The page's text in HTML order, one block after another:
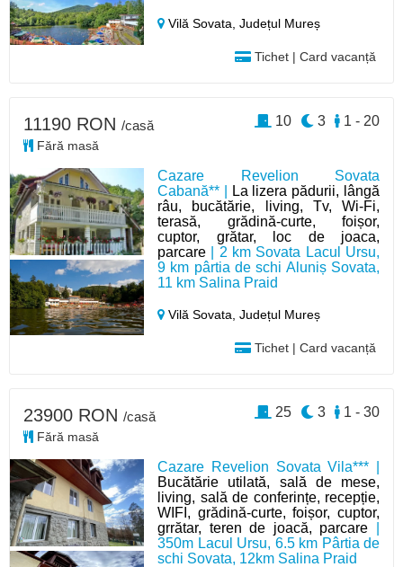
Vilă Sovata,Județul Mureș
Tichet | Card vacanță
Cazare Revelion Sovata
Cabană** |
La lizera pădurii, lângă
râu, bucătărie, living, Tv, Wi-Fi,
terasă, grădină-curte, foișor,
cuptor, grătar, loc de joaca,
parcare | 2 km Sovata Lacul Ursu,
9 km pârtia de schi Aluniș Sovata,
11 km Salina Praid
Vilă Sovata,Județul Mureș
Tichet | Card vacanță
11190 RON /casă
Fără masă
1 - 20
3
10
Cazare Revelion Sovata Vila*** |
Bucătărie utilată, sală de mese,
living, sală de conferințe, recepție,
WIFI, grădină-curte, foișor, cuptor,
grrătar, teren de joacă, parcare
350m Lacul Ursu, 6.5 km Pârtia de
schi Sovata, 12km Salina Praid
23900 RON /casă
Fără masă
1 - 30
3
25